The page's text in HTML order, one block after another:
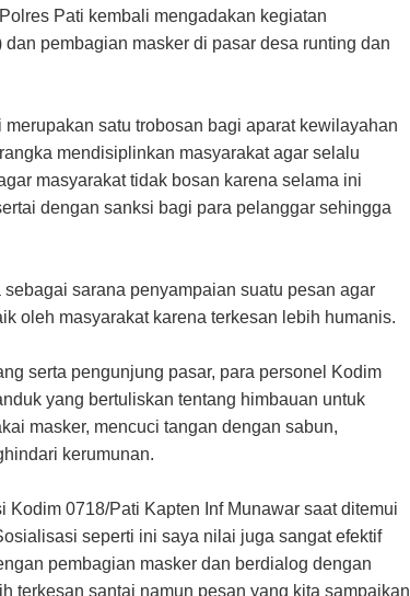
Pati kembali mengadakan kegiatan
pembagian masker di pasar desa runting dan
satu trobosan bagi aparat kewilayahan
mendisiplinkan masyarakat agar selalu
masyarakat tidak bosan karena selama ini
dengan sanksi bagi para pelanggar sehingga
sarana penyampaian suatu pesan agar
oleh masyarakat karena terkesan lebih humanis.
serta pengunjung pasar, para personel Kodim
yang bertuliskan tentang himbauan untuk
masker, mencuci tangan dengan sabun,
kerumunan.
0718/Pati Kapten Inf Munawar saat ditemui
seperti ini saya nilai juga sangat efektif
pembagian masker dan berdialog dengan
terkesan santai namun pesan yang kita sampaikan